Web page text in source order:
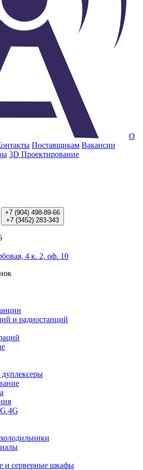
О
Поставщикам Вакансии
3D Проектирование
+7 (904) 498-89-66
+7 (3452) 283-343
4 к. 2, оф. 10
и радиостанций
дуплексеры
4G
и серверные шкафы